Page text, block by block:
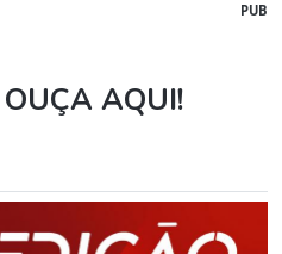
PUB
AQUI!